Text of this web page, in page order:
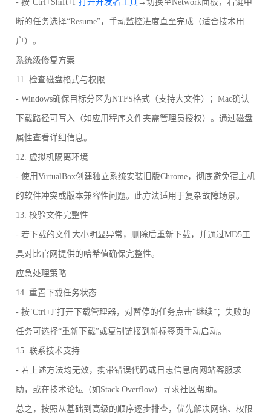
- 按`Ctrl+Shift+I`打开开发者工具→切换至Network面板，右键中
断的任务选择“Resume”，手动监控进度直至完成（适合技术用
户）。
系统级修复方案
11. 检查磁盘格式与权限
- Windows确保目标分区为NTFS格式（支持大文件）；Mac确认
下载路径可写入（如应用程序文件夹需管理员授权）。通过磁盘
属性查看详细信息。
12. 虚拟机隔离环境
- 使用VirtualBox创建独立系统安装旧版Chrome，彻底避免宿主机
的软件冲突或版本兼容性问题。此方法适用于复杂故障场景。
13. 校验文件完整性
- 若下载的文件大小明显异常，删除后重新下载，并通过MD5工
具对比官网提供的哈希值确保完整性。
应急处理策略
14. 重置下载任务状态
- 按`Ctrl+J`打开下载管理器，对暂停的任务点击“继续”；失败的
任务可选择“重新下载”或复制链接到新标签页手动启动。
15. 联系技术支持
- 若上述方法均无效，携带错误代码或日志信息向网站客服求
助，或在技术论坛（如Stack Overflow）寻求社区帮助。
总之，按照从基础到高级的顺序逐步排查，优先解决网络、权限